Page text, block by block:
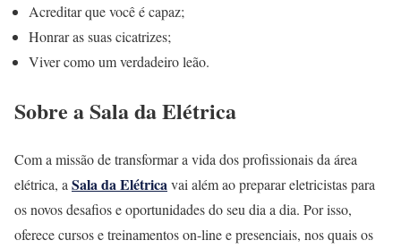
Acreditar que você é capaz;
Honrar as suas cicatrizes;
Viver como um verdadeiro leão.
Sobre a Sala da Elétrica
Com a missão de transformar a vida dos profissionais da área
elétrica, aSala da Elétricavai além ao preparar eletricistas para
os novos desafios e oportunidades do seu dia a dia. Por isso,
oferece cursos e treinamentos on-line e presenciais, nos quais os